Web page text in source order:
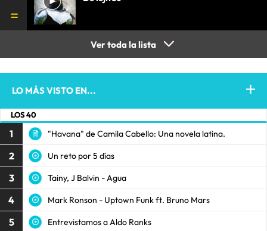
Ver toda la lista
LO MÁS VISTO EN...
LOS 40
1 "Havana" de Camila Cabello: Una novela latina.
2 Un reto por 5 días
3 Tainy, J Balvin - Agua
4 Mark Ronson - Uptown Funk ft. Bruno Mars
5 Entrevistamos a Aldo Ranks